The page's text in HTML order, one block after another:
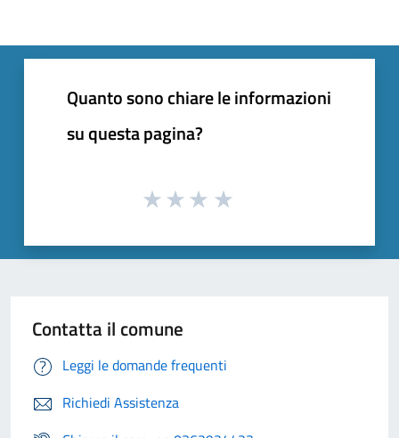
Quanto sono chiare le informazioni
su questa pagina?
Contatta il comune
Leggi le domande frequenti
Richiedi Assistenza